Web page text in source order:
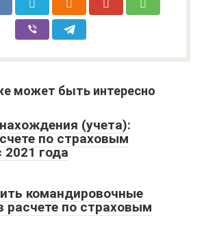
может быть интересно
(учета):
по страховым
2021 года
командировочные
расчете по страховым